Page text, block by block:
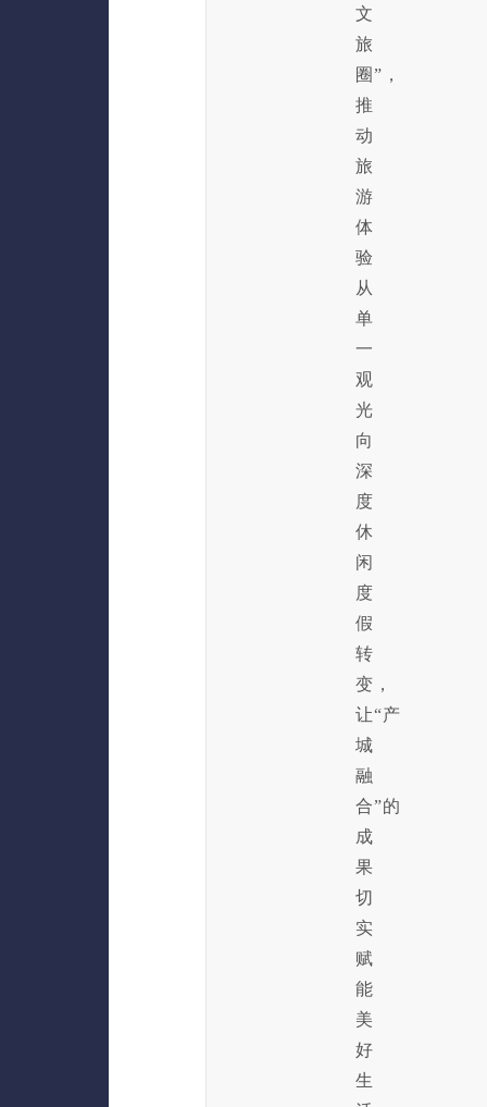
文
旅
圈”，
推
动
旅
游
体
验
从
单
一
观
光
向
深
度
休
闲
度
假
转
变，
让“产
城
融
合”的
成
果
切
实
赋
能
美
好
生